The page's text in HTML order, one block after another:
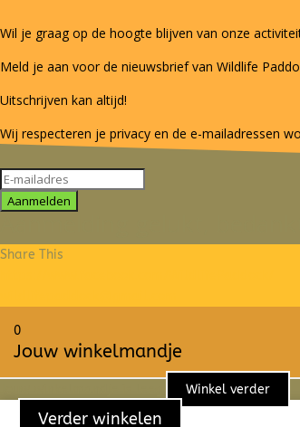
Wil je graag op de hoogte blijven van onze
Meld je aan voor de nieuwsbrief van Wildlife
Uitschrijven kan altijd!
Wij respecteren je privacy en de e-mailadressen
Aanmelden
Share This
0
Jouw winkelmandje
Winkel verder
Verder winkelen